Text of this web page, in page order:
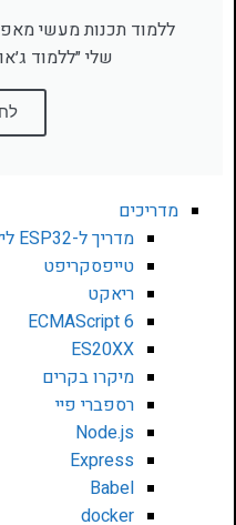
ללמוד תכנות מעשי
שלי ״ללמוד
מדריכים
מדריך ל-ESP32 לילדים ולהורים מאפס
טייפסקריפט
ריאקט
ECMAScript 6
ES20XX
מיקרו בקרים
רספברי פיי
Node.js
Express
Babel
docker